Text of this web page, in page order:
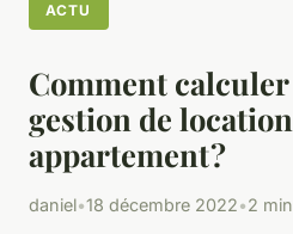
ACTU
Comment
gestion de
appartement ?
daniel•18 décembre 2022•2